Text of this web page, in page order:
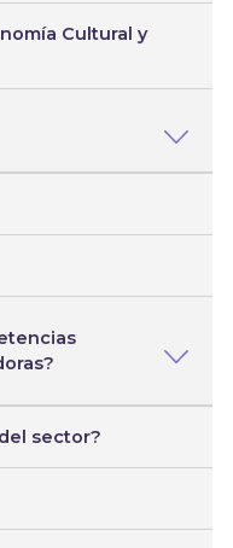
Cultural y
sector?